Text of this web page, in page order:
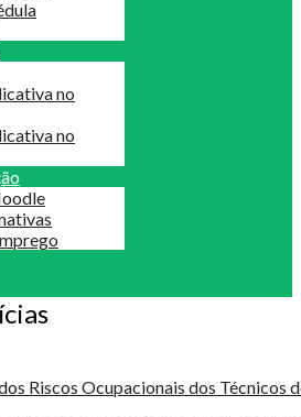
no
no
Riscos Ocupacionais dos Técnicos